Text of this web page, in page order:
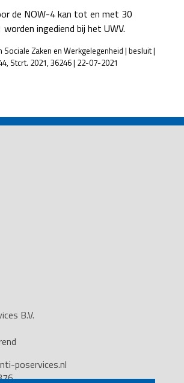
de NOW-4 kan tot en met 30
ingediend bij het UWV.
Zaken en Werkgelegenheid | besluit |
Stcrt. 2021, 36246 | 22-07-2021
B.V.
poservices.nl